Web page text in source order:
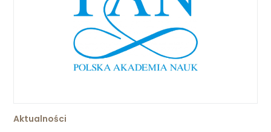
Aktualności